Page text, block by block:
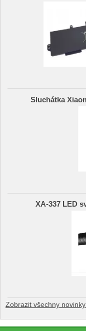
Sluchátka
XA-337 LED
Zobrazit všechny novinky